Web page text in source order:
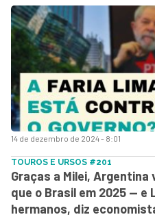
14 de dezembro de 2024 - 8:01
TOUROS E URSOS #201
Graças a Milei,
que o Brasil em 2025 — e
hermanos, diz